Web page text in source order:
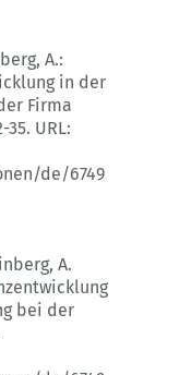
A.:
in der
Firma
35. URL:
de/6749
A.
bei der